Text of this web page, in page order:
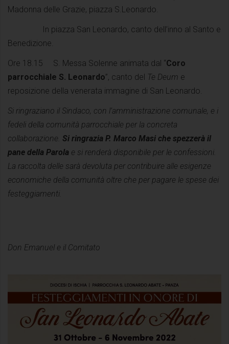
Madonna delle Grazie, piazza S.Leonardo.
In piazza San Leonardo, canto dell’inno al Santo e
Benedizione.
Ore 18.15 S. Messa Solenne animata dal “Coro
parrocchiale S. Leonardo”, canto del Te Deum e
reposizione della venerata immagine di San Leonardo.
Si ringraziano il Sindaco, con l’amministrazione comunale, e i
fedeli della comunità parrocchiale per la concreta
collaborazione. Si ringrazia P. Marco Masi che spezzerà il
pane della Parola e si renderà disponibile per le confessioni.
La raccolta delle sarà devoluta per contribuire alle esigenze
economiche della comunità oltre che per pagare le spese dei
festeggiamenti.
Don Emanuel e il Comitato